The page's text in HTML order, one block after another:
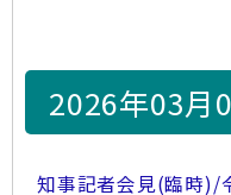
2026年03月
知事記者会見(臨時)/